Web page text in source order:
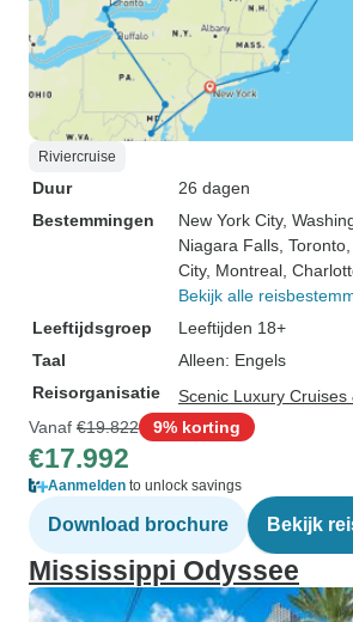
Riviercruise
Duur
26 dagen
Bestemmingen
New York City,
Niagara Falls , Toronto
City, Montreal ,
Bekijk alle
Leeftijdsgroep
Leeftijden 18+
Taal
Alleen: Engels
Reisorganisatie
Scenic Luxury Cruises
Vanaf €19.822 9% korting
€17.992
Aanmelden to unlock savings
Download brochure Bekijk
Mississippi Odyssee